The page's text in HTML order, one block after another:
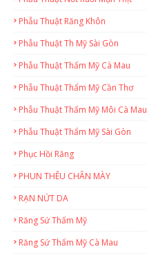
Phẫu Thuật Răng Khôn
Phẫu Thuật Th Mỹ Sài Gòn
Phẫu Thuật Thẩm Mỹ Cà Mau
Phẫu Thuật Thẩm Mỹ Cần Thơ
Phẫu Thuật Thẩm Mỹ Môi Cà Mau
Phẫu Thuật Thẩm Mỹ Sài Gòn
Phục Hồi Răng
PHUN THÊU CHÂN MÀY
RẠN NỨT DA
Răng Sứ Thẩm Mỹ
Răng Sứ Thẩm Mỹ Cà Mau